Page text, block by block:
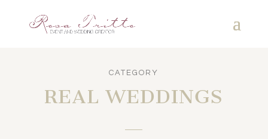
CATEGORY
REAL WEDDINGS